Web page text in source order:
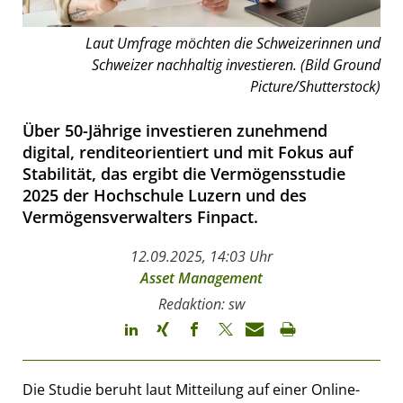
Laut Umfrage möchten die Schweizerinnen und
Schweizer nachhaltig investieren. (Bild Ground
Picture/Shutterstock)
Über 50-Jährige investieren zunehmend
digital, renditeorientiert und mit Fokus auf
Stabilität, das ergibt die Vermögensstudie
2025 der Hochschule Luzern und des
Vermögensverwalters Finpact.
12.09.2025, 14:03 Uhr
Asset Management
Redaktion: sw
Die Studie beruht laut Mitteilung auf einer Online-